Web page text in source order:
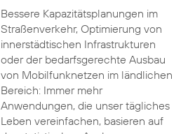
Bessere Kapazitätsplanungen im
Straßenverkehr, Optimierung von
innerstädtischen Infrastrukturen
oder der bedarfsgerechte Ausbau
von Mobilfunknetzen im ländlichen
Bereich: Immer mehr
Anwendungen, die unser tägliches
Leben vereinfachen, basieren auf